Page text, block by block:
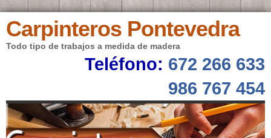
Carpinteros Pontevedra
Todo tipo de trabajos a medida de madera
Teléfono: 672 266 633
986 767 454